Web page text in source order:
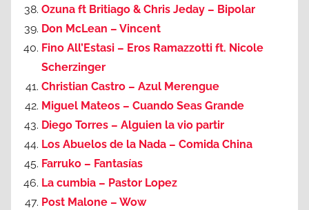
Ozuna ft Britiago & Chris Jeday – Bipolar
Don McLean – Vincent
Fino All’Estasi – Eros Ramazzotti ft. Nicole
Scherzinger
Christian Castro – Azul Merengue
Miguel Mateos – Cuando Seas Grande
Diego Torres – Alguien la vio partir
Los Abuelos de la Nada – Comida China
Farruko – Fantasías
La cumbia – Pastor Lopez
Post Malone – Wow